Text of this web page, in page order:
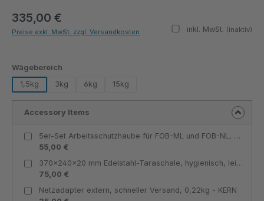
335,00 €
inkl. MwSt. (inaktiv)
Preise exkl. MwSt. zzgl. Versandkosten
Wägebereich
1,5kg
3kg 6kg 15kg
Accessory Items
5er-Set Arbeitsschutzhaube für FOB-ML und FOB-NL, Lieferumfnag 5 St. - KERN
55,00 €
370×240×20 mm Edelstahl-Taraschale, hygienisch, leicht zu reinigen, ideal für Obst und Kleinteile - KERN
75,00 €
Netzadapter extern, schneller Versand, 0,22kg - KERN